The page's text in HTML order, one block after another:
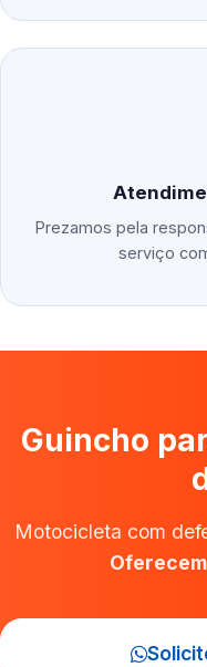
Prezamos pela
serviço
Guincho
Motocicleta com